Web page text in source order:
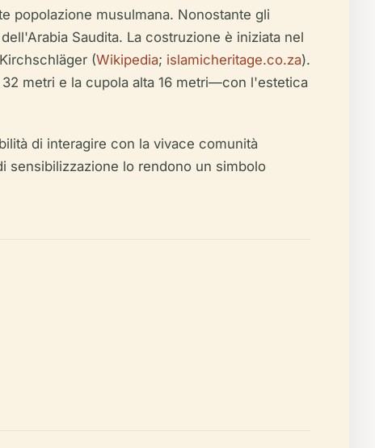
popolazione musulmana. Nonostante gli
Saudita. La costruzione è iniziata nel
(Wikipedia; islamicheritage.co.za).
metri e la cupola alta 16 metri—con l'estetica
di interagire con la vivace comunità
sensibilizzazione lo rendono un simbolo